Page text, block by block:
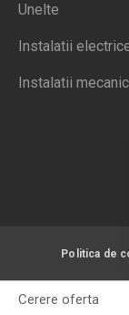
Unelte
Instalatii
Instalatii
Politica de
Cerere oferta